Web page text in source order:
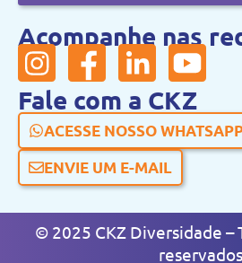
Acompanhe nas
Fale com a CKZ
ACESSE NOSSO
ENVIE UM E-MAIL
© 2025 CKZ Diversidade –
reservados